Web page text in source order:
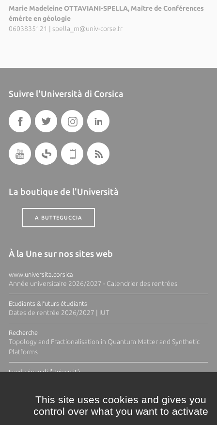
Marie Madeleine OTTAVIANI-SPELLA, Maître de Conférences
émérte en géologie
0603835121
spella_m@univ-corse.fr
Suivre l'Università di Corsica
La boutique de l'Università
A BUTTEGUCCIA
À la Une sur nos sites web
www.universita.corsica
Année universitaire 2026/2027 - Calendrier des rentrées
Etudiants & futurs étudiants
Dates de rentrée 2026/2027 | IUT
Recherche
Topology and Fractionalisation in Quantum Matter and Synthetic
Platforms
Fundazione di l'Università
This site uses cookies and gives you
control over what you want to activate